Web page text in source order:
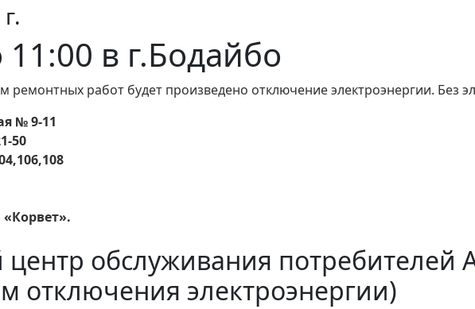
11:00 в г.Бодайбо
ремонтных работ будет произведено отключение электроэнергии. Без
№ 9-11
50
центр обслуживания потребителей
отключения электроэнергии)